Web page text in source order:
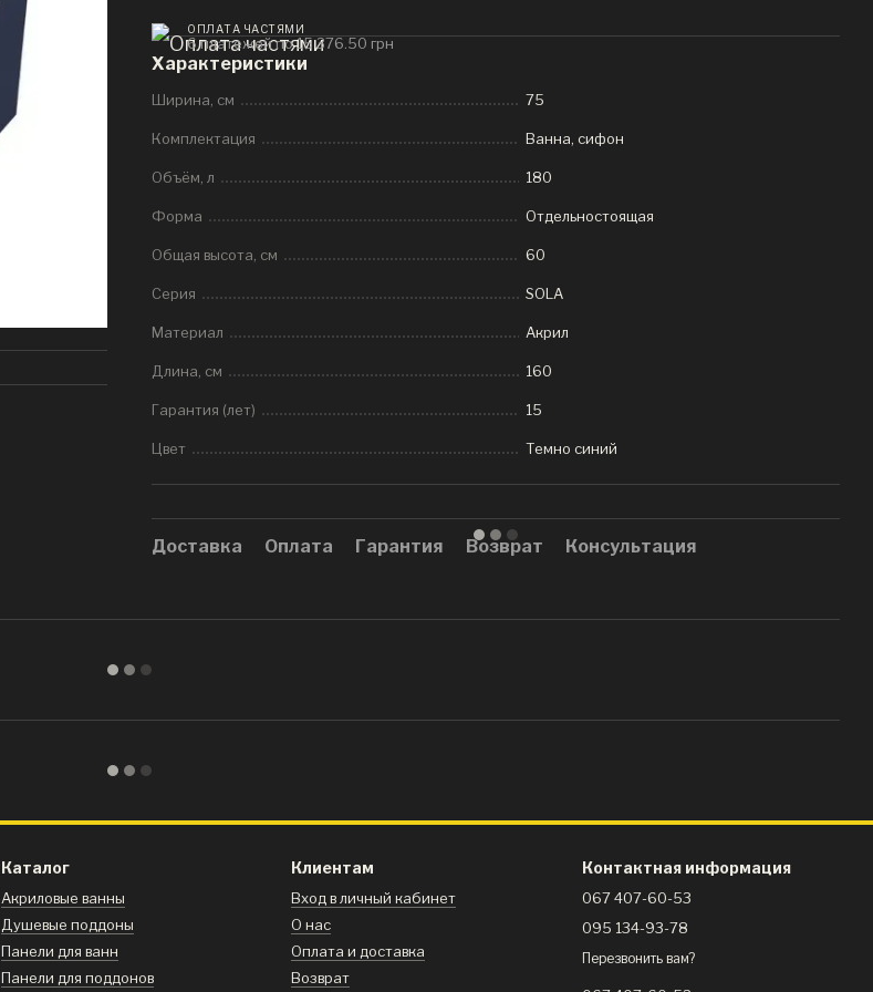
ОПЛАТА ЧАСТЯМИ
6 платежей по 15 376.50 грн
Характеристики
Ширина, см 75
Комплектация Ванна, сифон
Объём, л 180
Форма Отдельностоящая
Общая высота, см 60
Серия SOLA
Материал Акрил
Длина, см 160
Гарантия (лет) 15
Цвет Темно синий
Доставка Оплата Гарантия Возврат Консультация
Каталог
Акриловые ванны
Душевые поддоны
Панели для ванн
Панели для поддонов
Клиентам
Вход в личный кабинет
О нас
Оплата и доставка
Возврат
Контактная информация
067 407-60-53
095 134-93-78
Перезвонить вам?